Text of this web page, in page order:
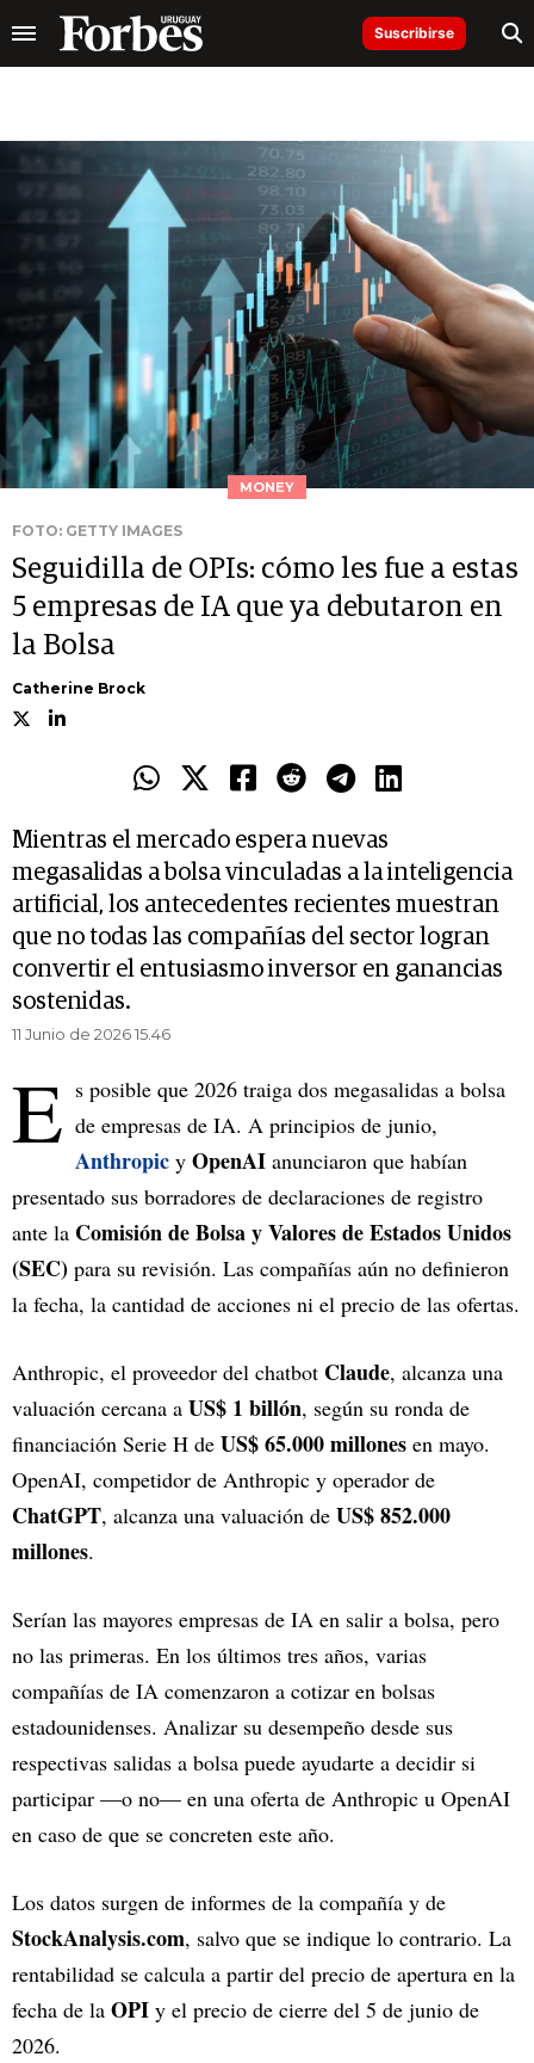
Suscribirse
MONEY
FOTO: GETTY IMAGES
Seguidilla de OPIs: cómo les fue a estas
5 empresas de IA que ya debutaron en
la Bolsa
Catherine Brock
Mientras el mercado espera nuevas
megasalidas a bolsa vinculadas a la inteligencia
artificial, los antecedentes recientes muestran
que no todas las compañías del sector logran
convertir el entusiasmo inversor en ganancias
sostenidas.
11 Junio de 2026 15.46
E s posible que 2026 traiga dos megasalidas a bolsa
de empresas de IA. A principios de junio,
Anthropic y OpenAI anunciaron que habían
presentado sus borradores de declaraciones de registro
ante la Comisión de Bolsa y Valores de Estados Unidos
(SEC) para su revisión. Las compañías aún no definieron
la fecha, la cantidad de acciones ni el precio de las ofertas.
Anthropic, el proveedor del chatbot Claude, alcanza una
valuación cercana a US$ 1 billón, según su ronda de
financiación Serie H de US$ 65.000 millones en mayo.
OpenAI, competidor de Anthropic y operador de
ChatGPT, alcanza una valuación de US$ 852.000
millones.
Serían las mayores empresas de IA en salir a bolsa, pero
no las primeras. En los últimos tres años, varias
compañías de IA comenzaron a cotizar en bolsas
estadounidenses. Analizar su desempeño desde sus
respectivas salidas a bolsa puede ayudarte a decidir si
participar —o no— en una oferta de Anthropic u OpenAI
en caso de que se concreten este año.
Los datos surgen de informes de la compañía y de
StockAnalysis.com, salvo que se indique lo contrario. La
rentabilidad se calcula a partir del precio de apertura en la
fecha de la OPI y el precio de cierre del 5 de junio de
2026.